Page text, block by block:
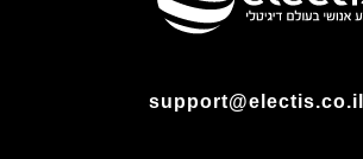
support@electis.co.il